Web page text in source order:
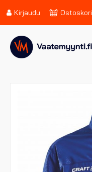
Kirjaudu Ostoskori